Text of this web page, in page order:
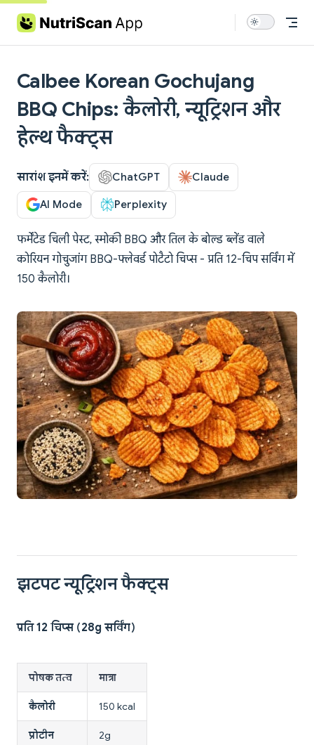
Skip to content
Calbee Korean Gochujang
BBQ Chips: कैलोरी, न्यूट्रिशन और
हेल्थ फैक्ट्स
सारांश इनमें करें: ChatGPT Claude
AI Mode Perplexity
फर्मेंटेड चिली पेस्ट, स्मोकी BBQ और तिल के बोल्ड ब्लेंड वाले
कोरियन गोचुजांग BBQ-फ्लेवर्ड पोटैटो चिप्स - प्रति 12-चिप सर्विंग में
150 कैलोरी।
झटपट न्यूट्रिशन फैक्ट्स
प्रति 12 चिप्स (28g सर्विंग)
पोषक तत्व मात्रा
कैलोरी 150 kcal
प्रोटीन 2g